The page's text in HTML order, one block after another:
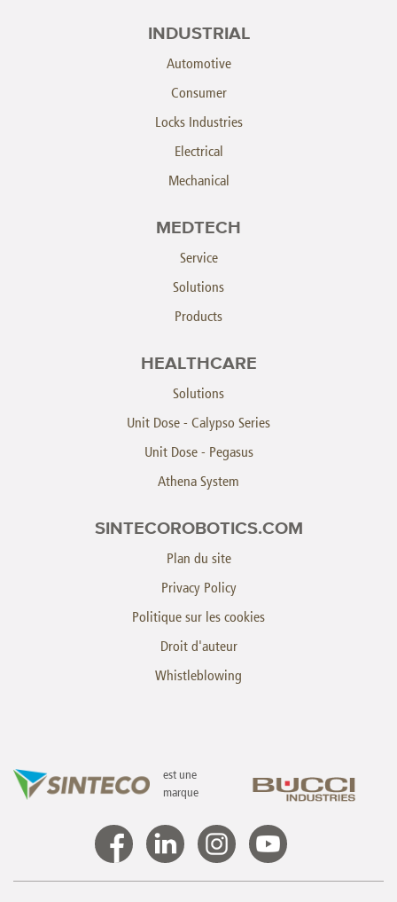
INDUSTRIAL
Automotive
Consumer
Locks Industries
Electrical
Mechanical
MEDTECH
Service
Solutions
Products
HEALTHCARE
Solutions
Unit Dose - Calypso Series
Unit Dose - Pegasus
Athena System
SINTECOROBOTICS.COM
Plan du site
Privacy Policy
Politique sur les cookies
Droit d'auteur
Whistleblowing
est une
marque